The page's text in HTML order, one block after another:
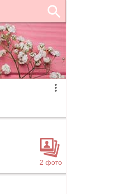
2 фото